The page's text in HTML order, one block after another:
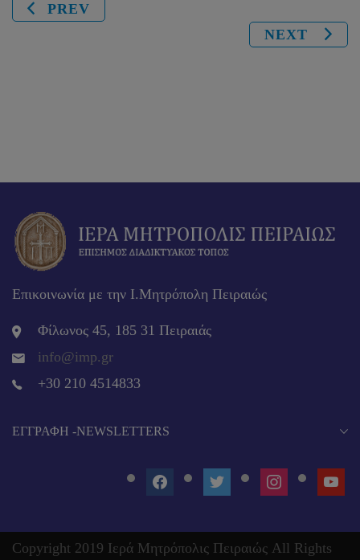
PREV
NEXT
Επικοινωνία με την Ι.Μητρόπολη Πειραιώς
Φίλωνος 45, 185 31 Πειραιάς
info@imp.gr
+30 210 4514833
EΓΓΡΑΦΉ -NEWSLETTERS
FACEBOOKTWITTER INSTAGRAM
Copyright 2019 Ιερά Μητρόπολις Πειραιώς All Rights